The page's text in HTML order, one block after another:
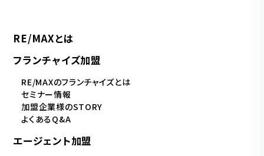
RE/MAXとは
フランチャイズ加盟
RE/MAXのフランチャイズとは
セミナー情報
加盟企業様のSTORY
よくあるQ&A
エージェント加盟